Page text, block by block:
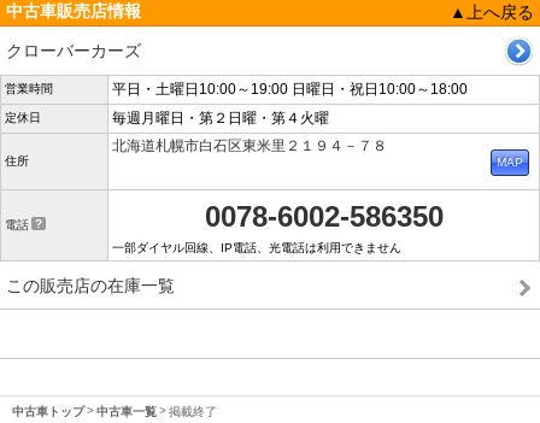
中古車販売店情報
▲上へ戻る
クローバーカーズ
営業時間 平日・土曜日10:00～19:00 日曜日・祝日10:00～18:00
定休日 毎週月曜日・第２日曜・第４火曜
住所
北海道札幌市白石区東米里２１９４－７８
電話 0078-6002-586350
一部ダイヤル回線、IP電話、光電話は利用できません
この販売店の在庫一覧
中古車トップ 中古車一覧 掲載終了